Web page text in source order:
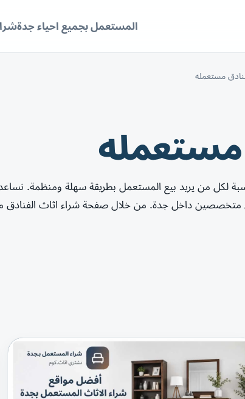
المستعمل بجميع احياء جدة
مستعمله
مستعمله
لكل من يريد بيع المستعمل بطريقة سهلة ومنظمة.
متخصصين داخل جدة. من خلال صفحة شراء اثاث الفنادق